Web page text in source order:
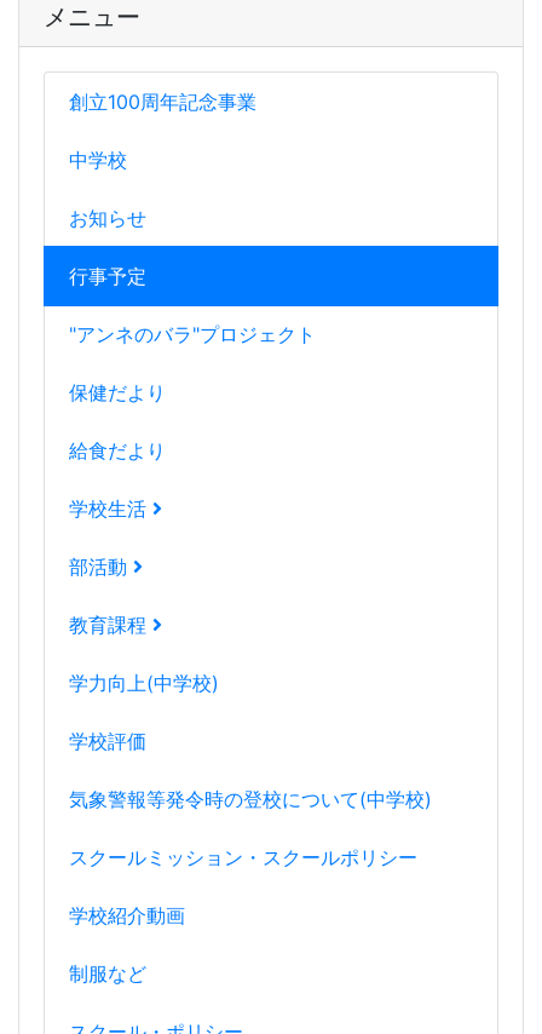
メニュー
創立100周年記念事業
中学校
お知らせ
行事予定
"アンネのバラ"プロジェクト
保健だより
給食だより
学校生活
部活動
教育課程
学力向上(中学校)
学校評価
気象警報等発令時の登校について(中学校)
スクールミッション・スクールポリシー
学校紹介動画
制服など